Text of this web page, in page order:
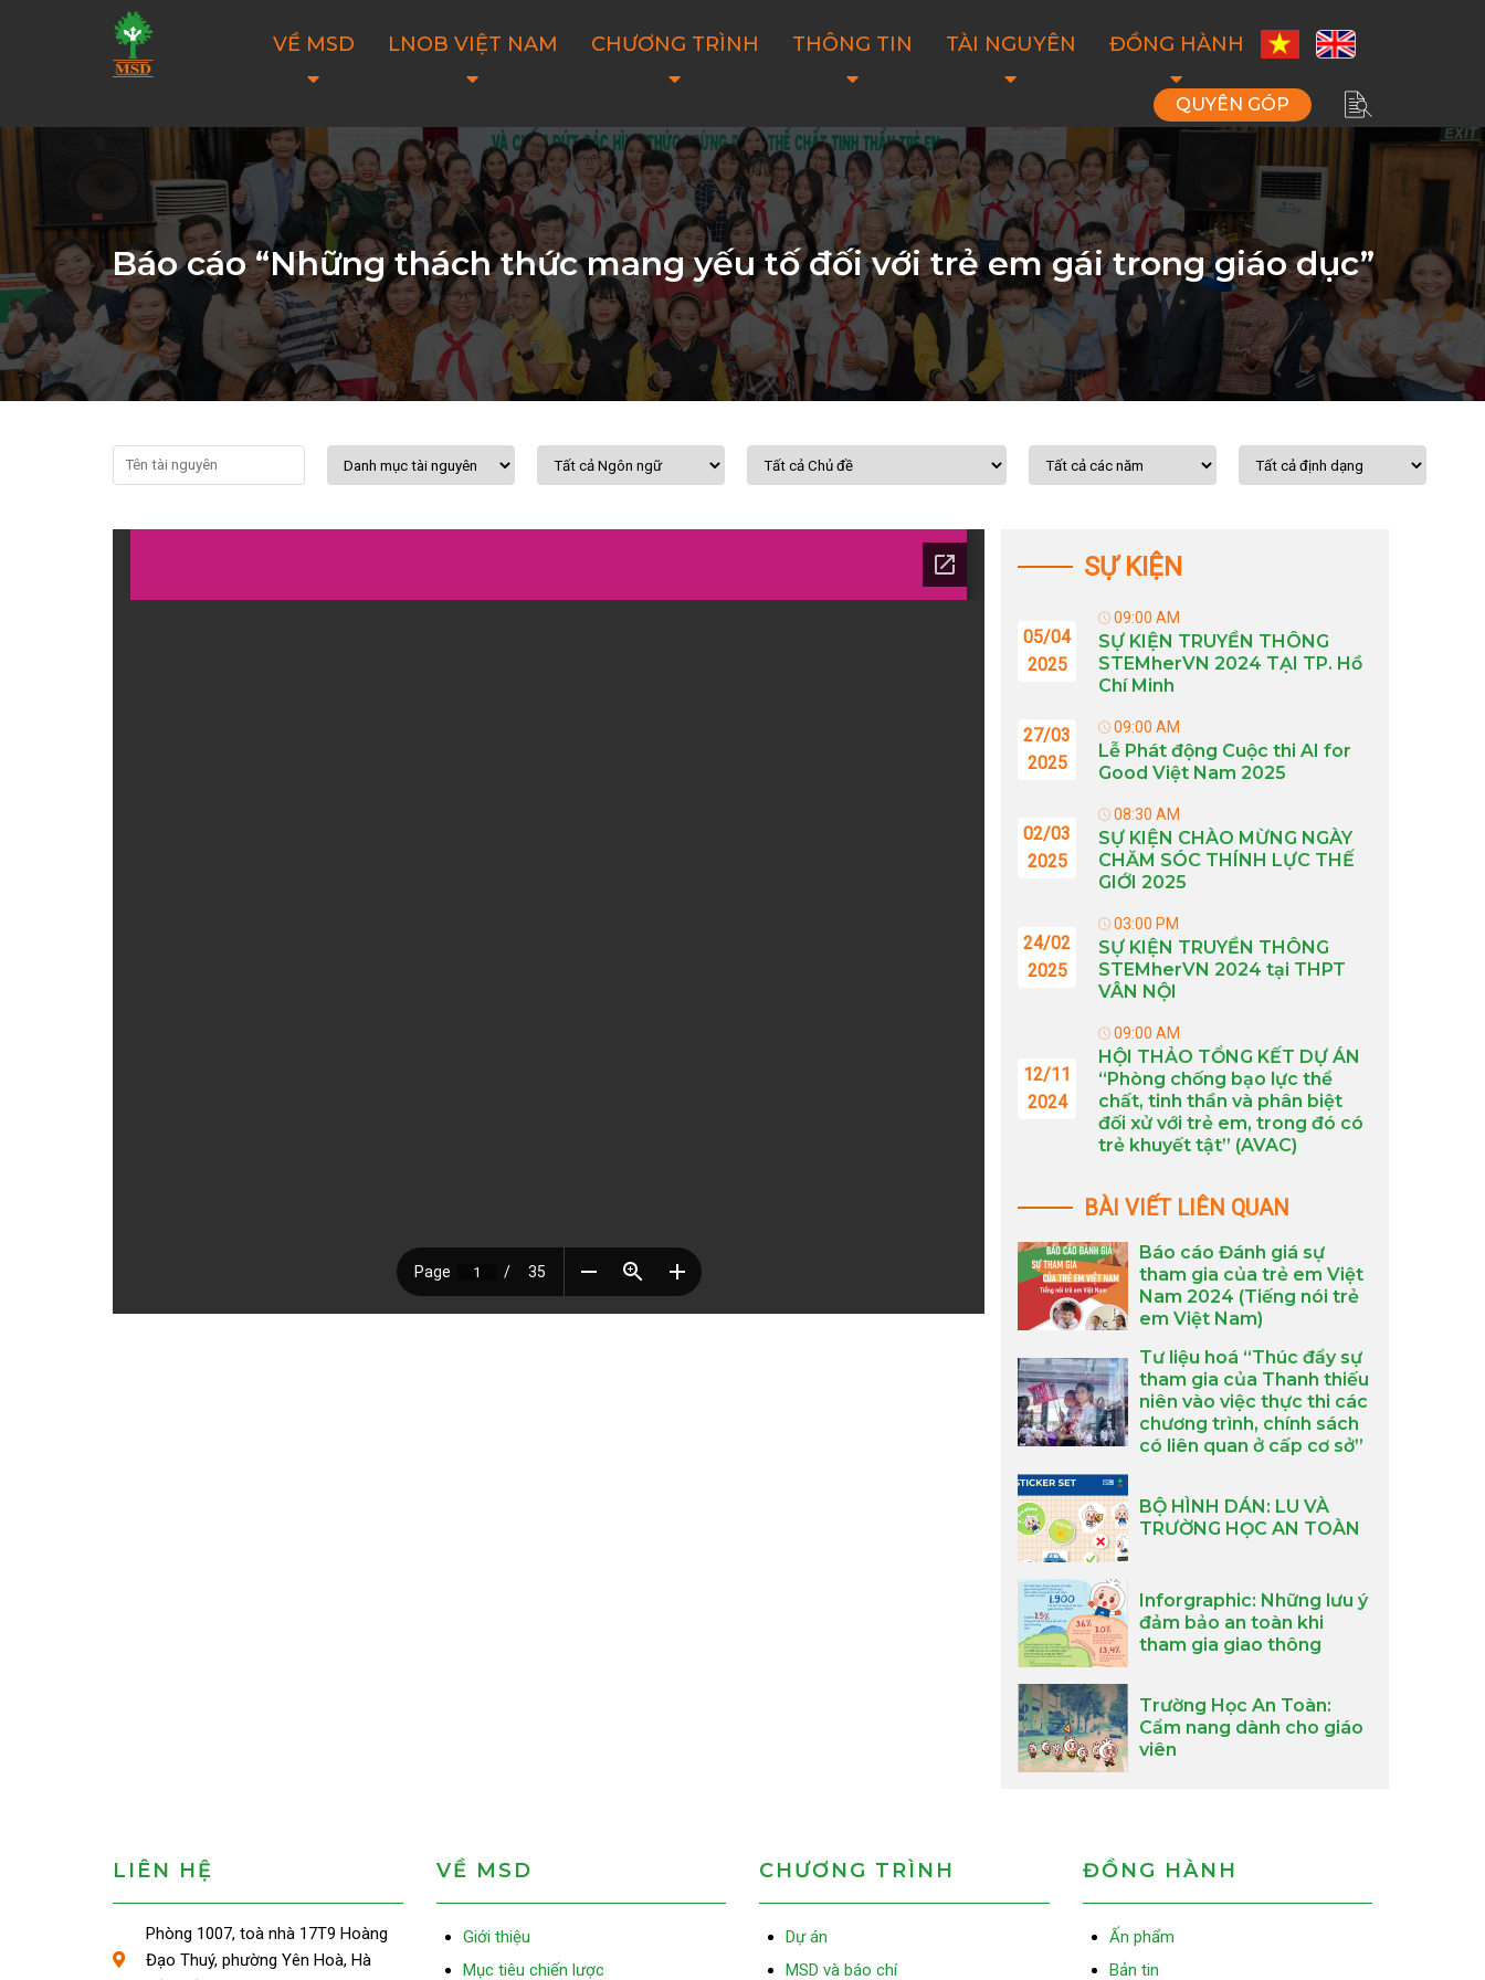
VỀ MSD LNOB VIỆT NAM CHƯƠNG TRÌNH THÔNG TIN TÀI NGUYÊN ĐỒNG HÀNH
QUYÊN GÓP
Báo cáo “Những thách thức mang yếu tố đối với trẻ em gái trong giáo dục”
SỰ KIỆN
05/04
2025
09:00 AM
SỰ KIỆN TRUYỀN THÔNG
STEMherVN 2024 TẠI TP. Hồ
Chí Minh
27/03
2025
09:00 AM
Lễ Phát động Cuộc thi AI for
Good Việt Nam 2025
02/03
2025
08:30 AM
SỰ KIỆN CHÀO MỪNG NGÀY
CHĂM SÓC THÍNH LỰC THẾ
GIỚI 2025
24/02
2025
03:00 PM
SỰ KIỆN TRUYỀN THÔNG
STEMherVN 2024 tại THPT
VÂN NỘI
12/11
2024
09:00 AM
HỘI THẢO TỔNG KẾT DỰ ÁN
“Phòng chống bạo lực thể
chất, tinh thần và phân biệt
đối xử với trẻ em, trong đó có
trẻ khuyết tật” (AVAC)
BÀI VIẾT LIÊN QUAN
Báo cáo Đánh giá sự
tham gia của trẻ em Việt
Nam 2024 (Tiếng nói trẻ
em Việt Nam)
Tư liệu hoá “Thúc đẩy sự
tham gia của Thanh thiếu
niên vào việc thực thi các
chương trình, chính sách
có liên quan ở cấp cơ sở”
BỘ HÌNH DÁN: LU VÀ
TRƯỜNG HỌC AN TOÀN
Inforgraphic: Những lưu ý
đảm bảo an toàn khi
tham gia giao thông
Trường Học An Toàn:
Cẩm nang dành cho giáo
viên
LIÊN HỆ
Phòng 1007, toà nhà 17T9 Hoàng
Đạo Thuý, phường Yên Hoà, Hà
VỀ MSD
Giới thiệu
Mục tiêu chiến lược
CHƯƠNG TRÌNH
Dự án
MSD và báo chí
ĐỒNG HÀNH
Ấn phẩm
Bản tin